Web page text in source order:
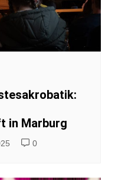
in Marburg
0